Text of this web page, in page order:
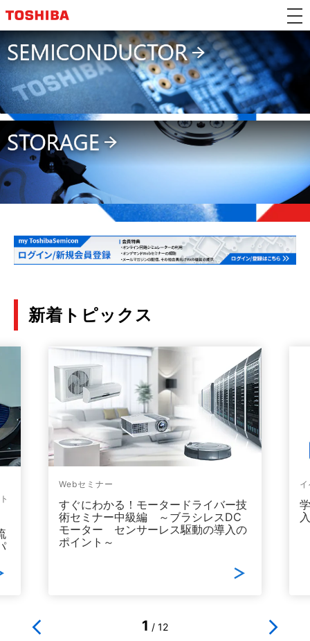
新着トピックス
Webセミナー
すぐにわかる！モータードライバー技
術セミナー中級編 ～ブラシレスDC
モーター センサーレス駆動の導入の
ポイント～
1 / 12